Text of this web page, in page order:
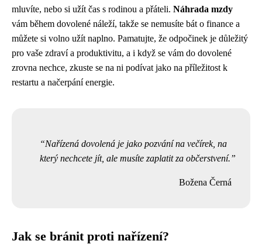
mluvíte, nebo si užít čas s rodinou a přáteli. Náhrada mzdy
vám během dovolené náleží, takže se nemusíte bát o finance a
můžete si volno užít naplno. Pamatujte, že odpočinek je důležitý
pro vaše zdraví a produktivitu, a i když se vám do dovolené
zrovna nechce, zkuste se na ni podívat jako na příležitost k
restartu a načerpání energie.
Nařízená dovolená je jako pozvání na večírek, na
který nechcete jít, ale musíte zaplatit za občerstvení.
Božena Černá
Jak se bránit proti nařízení?